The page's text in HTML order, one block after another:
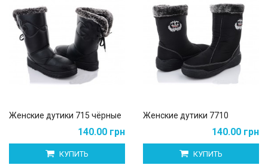
Женские дутики 715 чёрные
140.00 грн
КУПИТЬ
Женские дутики 7710
140.00 грн
КУПИТЬ